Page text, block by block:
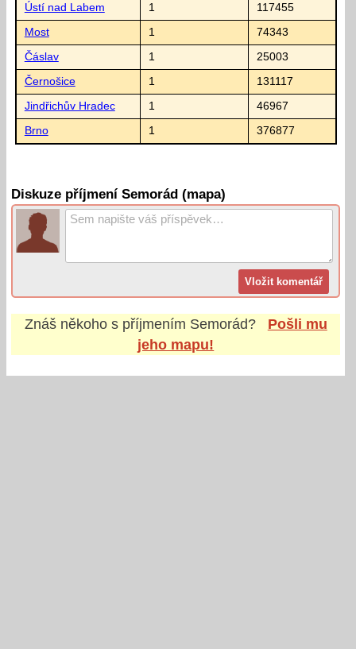
Ústí nad Labem 1 117455
Most 1 74343
Čáslav 1 25003
Černošice 1 131117
Jindřichův Hradec 1 46967
Brno 1 376877
Diskuze příjmení Semorád (mapa)
Znáš někoho s příjmením Semorád?
Pošli mu
jeho mapu!